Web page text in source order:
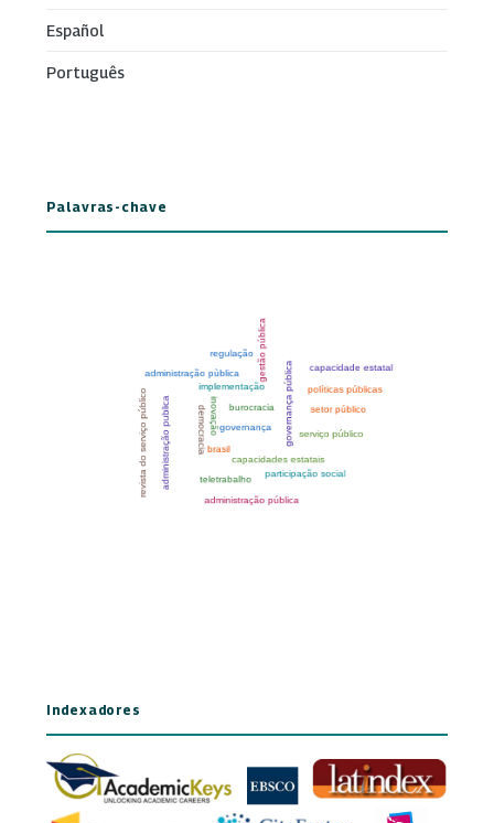
Español
Português
Palavras-chave
Indexadores